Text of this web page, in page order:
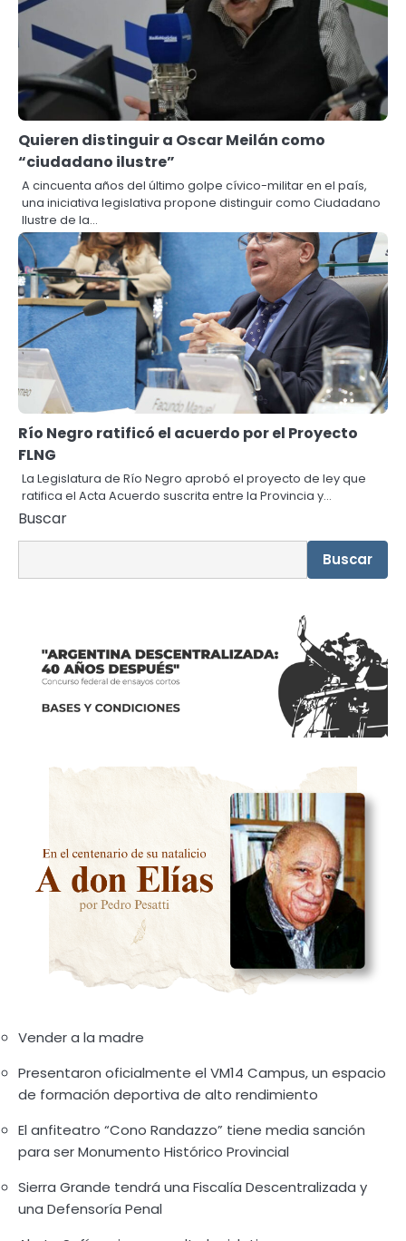
Quieren distinguir a Oscar Meilán como
“ciudadano ilustre”
A cincuenta años del último golpe cívico-militar en el país,
una iniciativa legislativa propone distinguir como Ciudadano
Ilustre de la…
Río Negro ratificó el acuerdo por el Proyecto
FLNG
La Legislatura de Río Negro aprobó el proyecto de ley que
ratifica el Acta Acuerdo suscrita entre la Provincia y…
Buscar
Buscar
Vender a la madre
Presentaron oficialmente el VM14 Campus, un espacio
de formación deportiva de alto rendimiento
El anfiteatro “Cono Randazzo” tiene media sanción
para ser Monumento Histórico Provincial
Sierra Grande tendrá una Fiscalía Descentralizada y
una Defensoría Penal